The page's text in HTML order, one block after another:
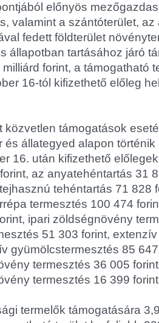
előnyös
valamint a szántóterület,
fedett földterület
állapotban tartásához járó
forint, a támogatható
16-tól kifizethető előleg
közvetlen támogatások
és állategyed alapon történik
16. után kifizethető
az anyatehéntartás 31
tehéntartás 71 828
termesztés 100 474
ipari zöldségnövény
51 303 forint,
gyümölcstermesztés 85
termesztés 36 005
termesztés 16 399
termelők támogatására